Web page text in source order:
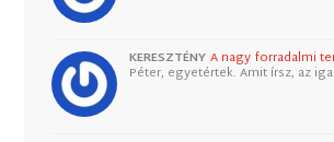
KERESZTÉNY A nagy forradalmi
Péter, egyetértek. Amit írsz, az